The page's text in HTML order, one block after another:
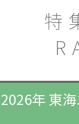
特
2026年 東